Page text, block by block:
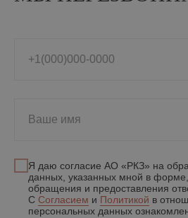
+1(000)000-0000
Ваше имя
Я даю согласие АО «РКЗ» на
данных, указанных мной в
обращения и предоставления
С Согласием и Политикой в
персональных данных
ул. Кирпичного
завода, 18
Политика в отношении обработки персональных данных